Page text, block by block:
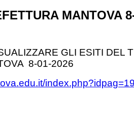
MANTOVA
GLI ESITI DEL
8-01-2026